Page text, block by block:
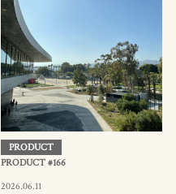
PRODUCT
PRODUCT #166
2026.06.11